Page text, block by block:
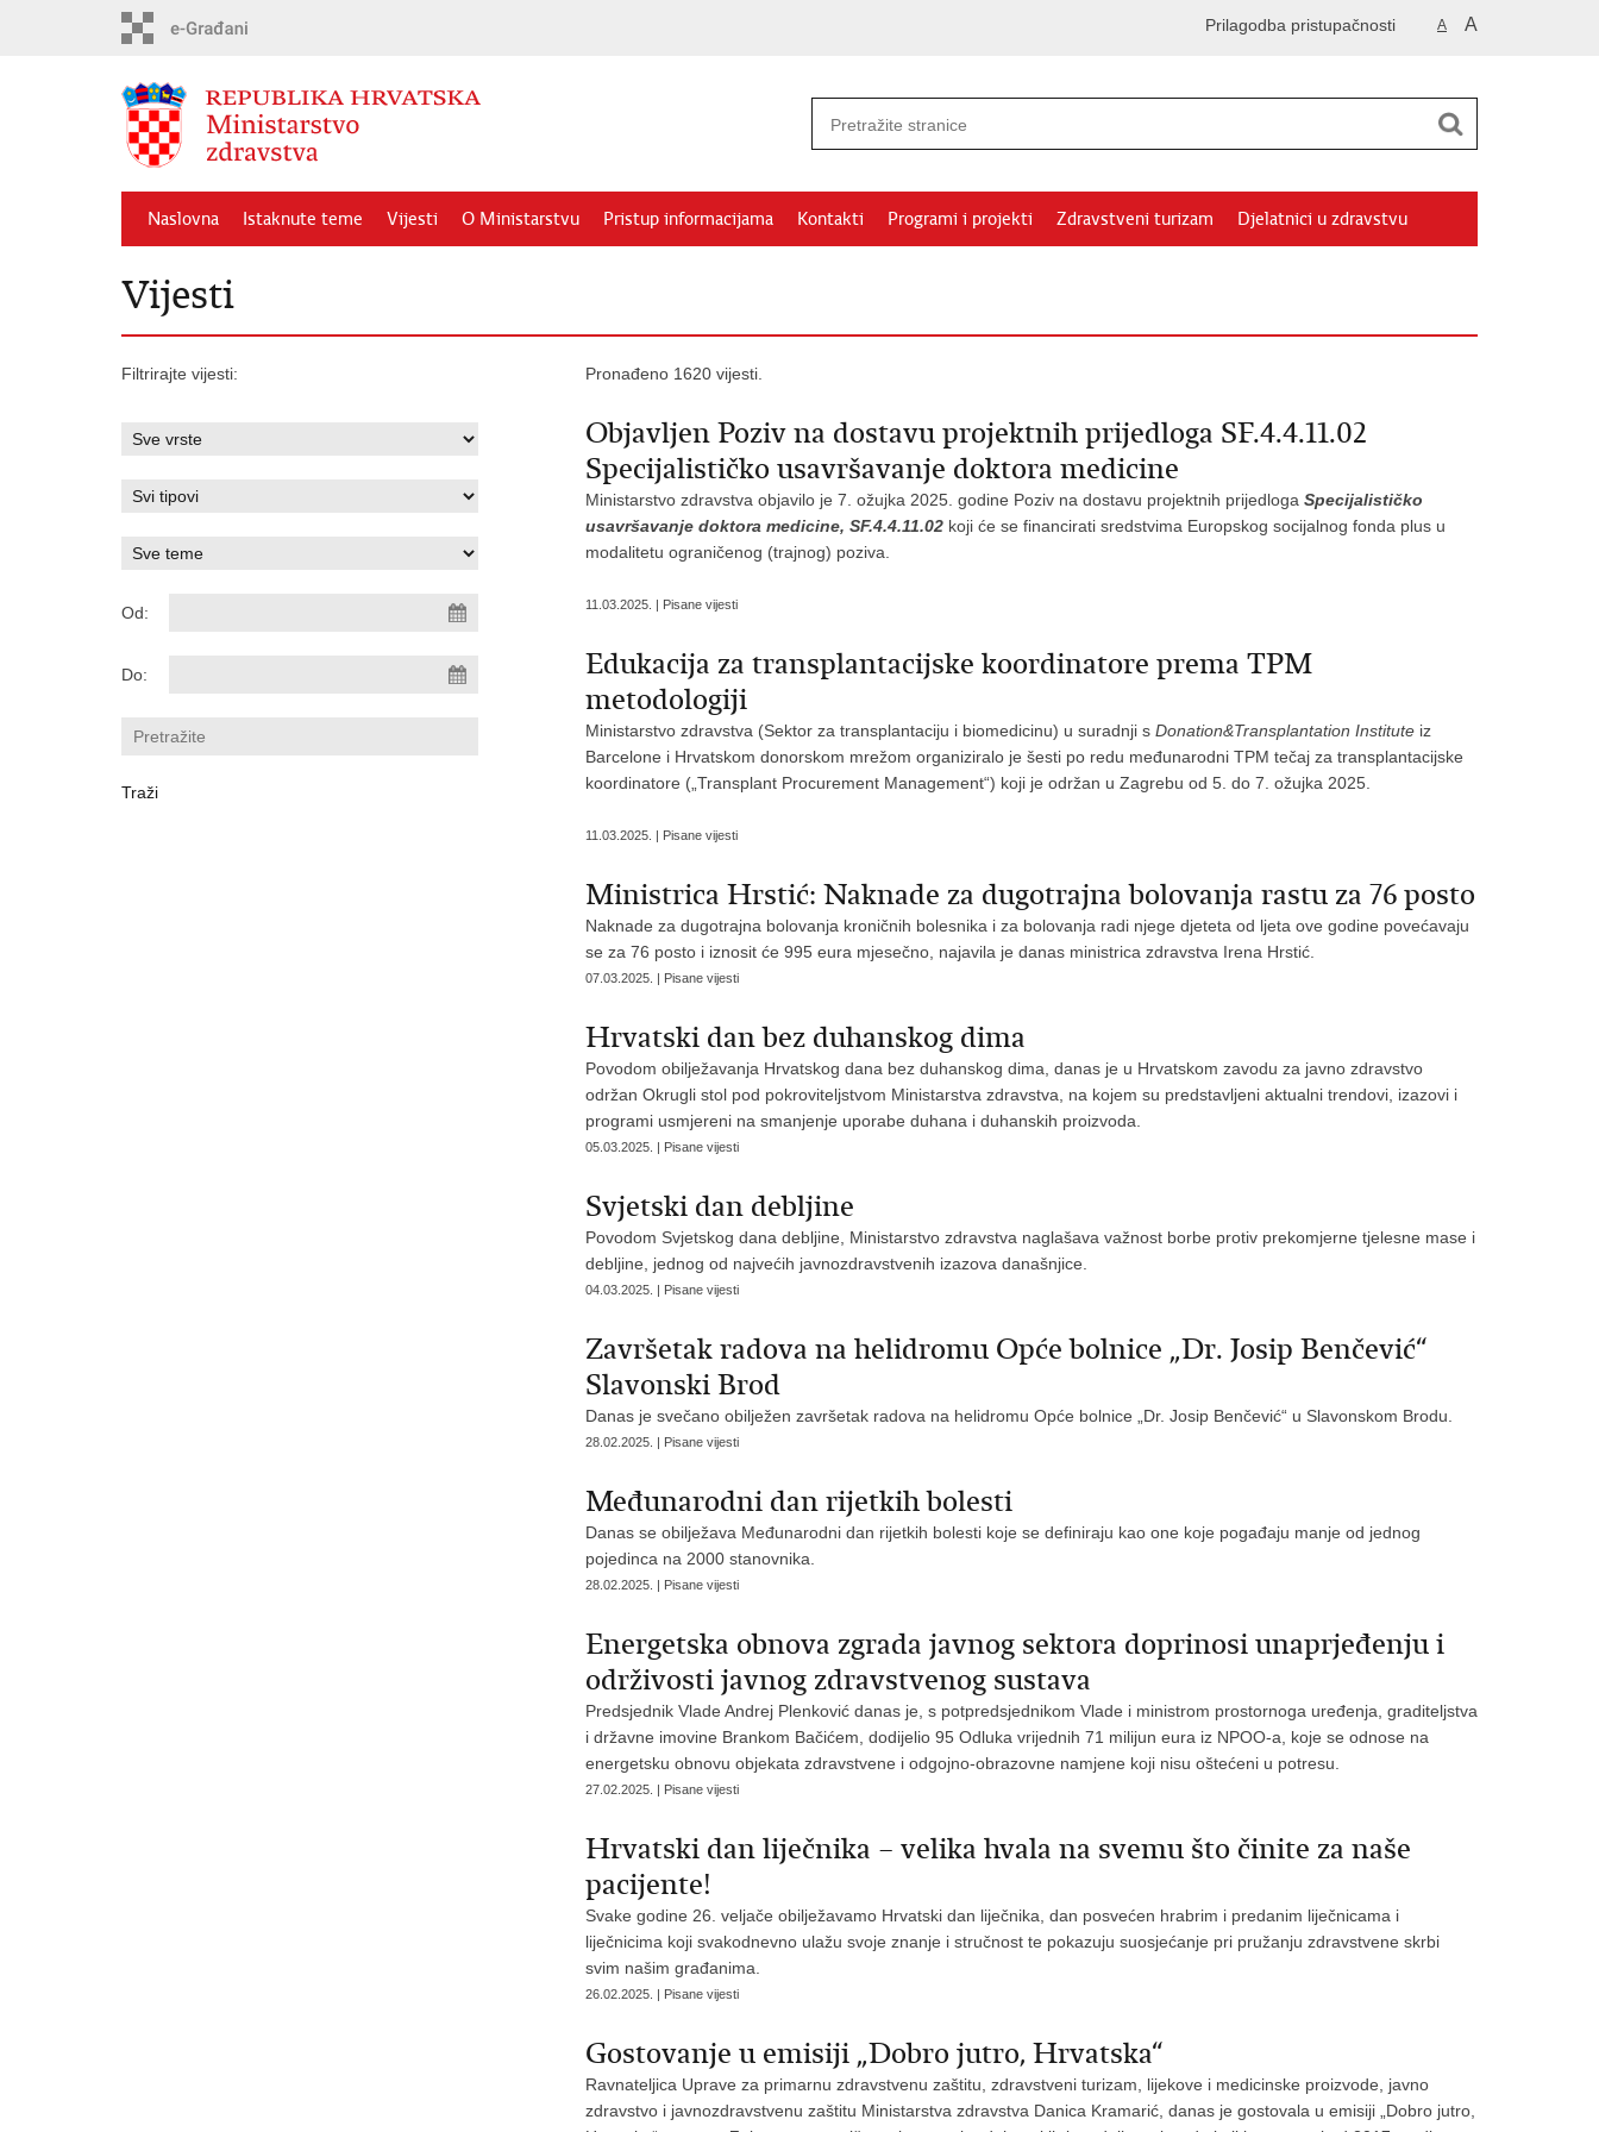
A A
Prilagodba pristupačnosti
Naslovna Istaknute teme Vijesti O Ministarstvu Pristup informacijama Kontakti Programi i projekti Zdravstveni turizam Djelatnici u zdravstvu
Vijesti
Filtrirajte vijesti:
Od:
Do:
Pronađeno 1620 vijesti.
Objavljen Poziv na dostavu projektnih prijedloga SF.4.4.11.02
Specijalističko usavršavanje doktora medicine
Ministarstvo zdravstva objavilo je 7. ožujka 2025. godine Poziv na dostavu projektnih prijedloga Specijalističko
usavršavanje doktora medicine, SF.4.4.11.02 koji će se financirati sredstvima Europskog socijalnog fonda plus u
modalitetu ograničenog (trajnog) poziva.
11.03.2025. | Pisane vijesti
Edukacija za transplantacijske koordinatore prema TPM
metodologiji
Ministarstvo zdravstva (Sektor za transplantaciju i biomedicinu) u suradnji s Donation&Transplantation Institute iz
Barcelone i Hrvatskom donorskom mrežom organiziralo je šesti po redu međunarodni TPM tečaj za transplantacijske
koordinatore („Transplant Procurement Management“) koji je održan u Zagrebu od 5. do 7. ožujka 2025.
11.03.2025. | Pisane vijesti
Ministrica Hrstić: Naknade za dugotrajna bolovanja rastu za 76 posto
Naknade za dugotrajna bolovanja kroničnih bolesnika i za bolovanja radi njege djeteta od ljeta ove godine povećavaju
se za 76 posto i iznosit će 995 eura mjesečno, najavila je danas ministrica zdravstva Irena Hrstić.
07.03.2025. | Pisane vijesti
Hrvatski dan bez duhanskog dima
Povodom obilježavanja Hrvatskog dana bez duhanskog dima, danas je u Hrvatskom zavodu za javno zdravstvo
održan Okrugli stol pod pokroviteljstvom Ministarstva zdravstva, na kojem su predstavljeni aktualni trendovi, izazovi i
programi usmjereni na smanjenje uporabe duhana i duhanskih proizvoda.
05.03.2025. | Pisane vijesti
Svjetski dan debljine
Povodom Svjetskog dana debljine, Ministarstvo zdravstva naglašava važnost borbe protiv prekomjerne tjelesne mase i
debljine, jednog od najvećih javnozdravstvenih izazova današnjice.
04.03.2025. | Pisane vijesti
Završetak radova na helidromu Opće bolnice „Dr. Josip Benčević“
Slavonski Brod
Danas je svečano obilježen završetak radova na helidromu Opće bolnice „Dr. Josip Benčević“ u Slavonskom Brodu.
28.02.2025. | Pisane vijesti
Međunarodni dan rijetkih bolesti
Danas se obilježava Međunarodni dan rijetkih bolesti koje se definiraju kao one koje pogađaju manje od jednog
pojedinca na 2000 stanovnika.
28.02.2025. | Pisane vijesti
Energetska obnova zgrada javnog sektora doprinosi unaprjeđenju i
održivosti javnog zdravstvenog sustava
Predsjednik Vlade Andrej Plenković danas je, s potpredsjednikom Vlade i ministrom prostornoga uređenja, graditeljstva
i državne imovine Brankom Bačićem, dodijelio 95 Odluka vrijednih 71 milijun eura iz NPOO-a, koje se odnose na
energetsku obnovu objekata zdravstvene i odgojno-obrazovne namjene koji nisu oštećeni u potresu.
27.02.2025. | Pisane vijesti
Hrvatski dan liječnika – velika hvala na svemu što činite za naše
pacijente!
Svake godine 26. veljače obilježavamo Hrvatski dan liječnika, dan posvećen hrabrim i predanim liječnicama i
liječnicima koji svakodnevno ulažu svoje znanje i stručnost te pokazuju suosjećanje pri pružanju zdravstvene skrbi
svim našim građanima.
26.02.2025. | Pisane vijesti
Gostovanje u emisiji „Dobro jutro, Hrvatska“
Ravnateljica Uprave za primarnu zdravstvenu zaštitu, zdravstveni turizam, lijekove i medicinske proizvode, javno
zdravstvo i javnozdravstvenu zaštitu Ministarstva zdravstva Danica Kramarić, danas je gostovala u emisiji „Dobro jutro,